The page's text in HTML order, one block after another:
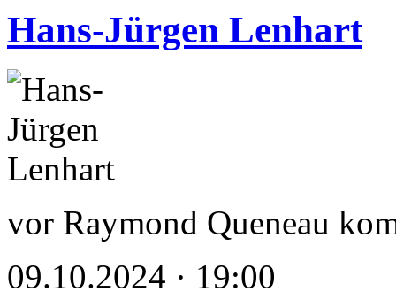
Hans-Jürgen Lenhart
vor Raymond Queneau
09.10.2024 · 19:00